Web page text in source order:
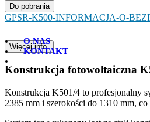
O NAS
KONTAKT
Do pobrania
GPSR-K500-INFORMACJA-O-
Więcej info.
Konstrukcja fotowoltaiczna
Konstrukcja K501/4 to profesjonalny
2385 mm i szerokości do 1310 mm,